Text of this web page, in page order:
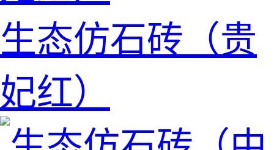
生态仿石砖（贵
妃红）